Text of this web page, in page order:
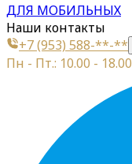
ДЛЯ МОБИЛЬНЫХ
Наши контакты
+7 (953) 588-**-**
Пн - Пт.: 10.00 - 18.00